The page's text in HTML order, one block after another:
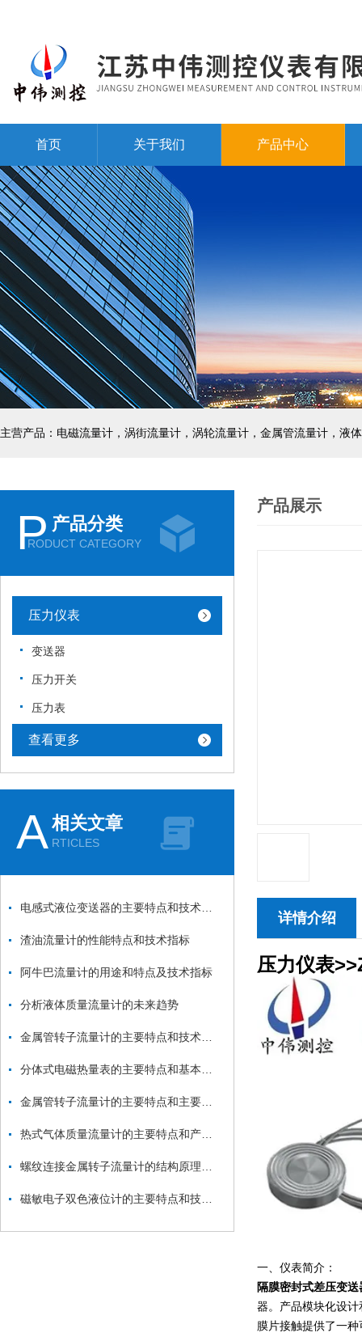
首页 关于我们 产品中心
主营产品：电磁流量计，涡街流量计，涡轮流量计，金属管流量计，液
P 产品分类
RODUCT CATEGORY
压力仪表
变送器
压力开关
压力表
查看更多
A相关文章
RTICLES
渣油流量计的性能特点和技术指标
阿牛巴流量计的用途和特点及技术指标
分析液体质量流量计的未来趋势
产品展示
详情介绍
压力仪表
一、仪表简介：
隔膜密封式差压变送
器。产品模块化设
膜片接触提供了一